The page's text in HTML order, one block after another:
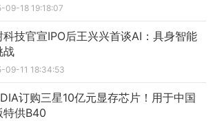
09-18 19:18:07
科技官宣IPO后王兴兴首谈AI：具身智能
战
09-11 18:34:53
订购三星10亿元显存芯片！用于中国
特供B40